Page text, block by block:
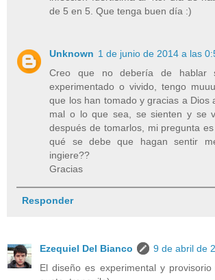
de 5 en 5. Que tenga buen día :)
Unknown 1 de junio de 2014 a las
Creo que no debería de hablar
experimentado o vivido, tengo
que los han tomado y gracias a Dios
mal o lo que sea, se sienten y se
después de tomarlos, mi pregunta
qué se debe que hagan sentir
ingiere??
Gracias
Responder
Ezequiel Del Bianco
9 de abril de
El diseño es experimental y